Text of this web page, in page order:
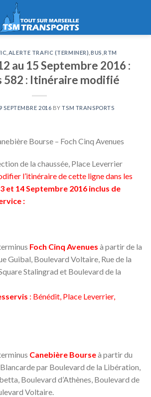
ALERTE TRAFIC (TERMINER) BUS ,RTM
au 15 Septembre 2016 :
582 : Itinéraire modifié
9 SEPTEMBRE 2016 BYTSM TRANSPORTS
Bourse – Foch Cinq Avenues
de la chaussée, Place Leverrier
l’itinéraire de cette ligne dans les
et 14 Septembre 2016 inclus de
:
Foch Cinq Avenues à partir de la
Guibal, Boulevard Voltaire, Rue de la
Stalingrad et Boulevard de la
: Bénédit, Place Leverrier,
Canebière Bourseà partir du
par Boulevard de la Libération,
Boulevard d’Athènes, Boulevard de
Voltaire.